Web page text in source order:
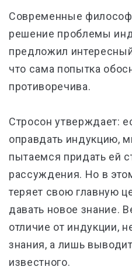
Современные
решение проблемы
предложил
что сама попытка
противоречива.
Стросон утверждает:
оправдать индукцию,
пытаемся придать ей
рассуждения. Но в
теряет свою главную
давать новое знание.
отличие от индукции,
знания, а лишь
известного.